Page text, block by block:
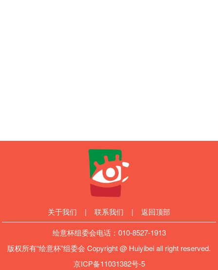
关于我们 | 联系我们 | 返回顶部
绘意杯组委会电话： 010-8527-1913
版权所有“绘意杯”组委会 Copyright @ Huiyibei all right reserved.
京ICP备11031382号-5